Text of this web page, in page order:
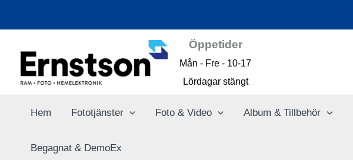
Öppetider
Mån - Fre - 10-17
Lördagar stängt
Hem Fototjänster Foto & Video Album & Tillbehör
Begagnat & DemoEx